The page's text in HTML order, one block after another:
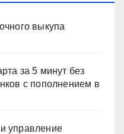
выкупа
за 5 минут без
с пополнением в
управление